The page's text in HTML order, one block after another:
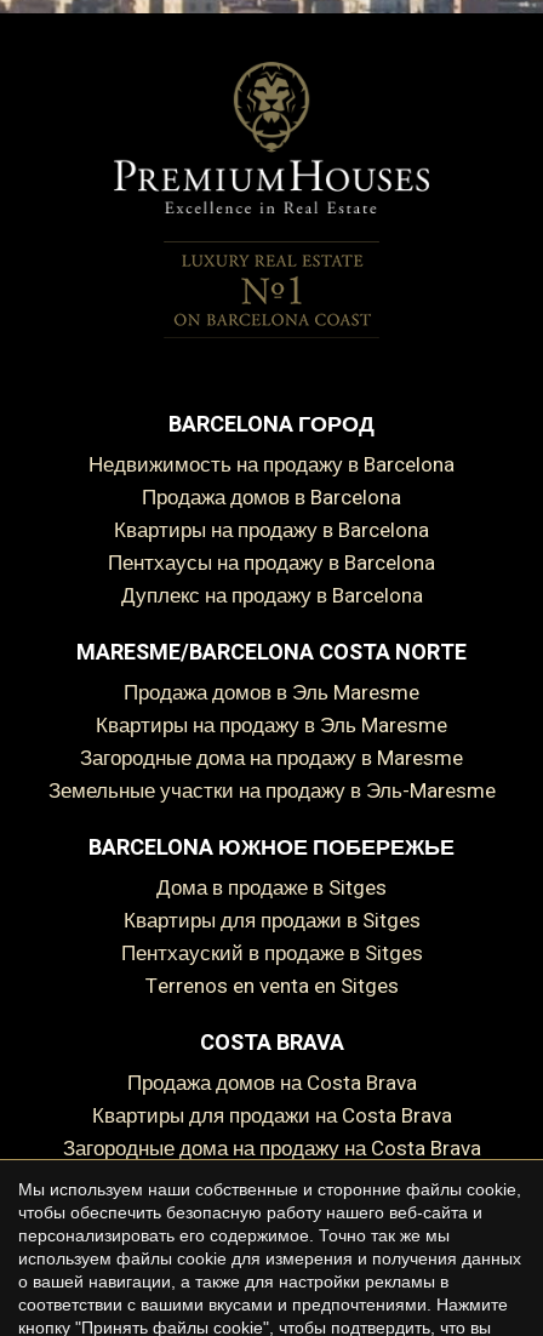
BARCELONA ГОРОД
Недвижимость на продажу в Barcelona
Продажа домов в Barcelona
Квартиры на продажу в Barcelona
Пентхаусы на продажу в Barcelona
Дуплекс на продажу в Barcelona
MARESME/BARCELONA COSTA NORTE
Продажа домов в Эль Maresme
Квартиры на продажу в Эль Maresme
Загородные дома на продажу в Maresme
Земельные участки на продажу в Эль-Maresme
BARCELONA ЮЖНОЕ ПОБЕРЕЖЬЕ
дома в продаже в Sitges
Квартиры для продажи в Sitges
пентхауский в продаже в Sitges
Terrenos en venta en Sitges
COSTA BRAVA
Продажа домов на Costa Brava
Квартиры для продажи на Costa Brava
Загородные дома на продажу на Costa Brava
Земельный участок на продажу на Costa Brava
Copyright © 2026 Premium Houses
Мы используем наши собственные и сторонние файлы cookie,
чтобы обеспечить безопасную работу нашего веб-сайта и
персонализировать его содержимое. Точно так же мы
используем файлы cookie для измерения и получения данных
о вашей навигации, а также для настройки рекламы в
соответствии с вашими вкусами и предпочтениями. Нажмите
кнопку "Принять файлы cookie", чтобы подтвердить, что вы
Сохранить настройки Принять все